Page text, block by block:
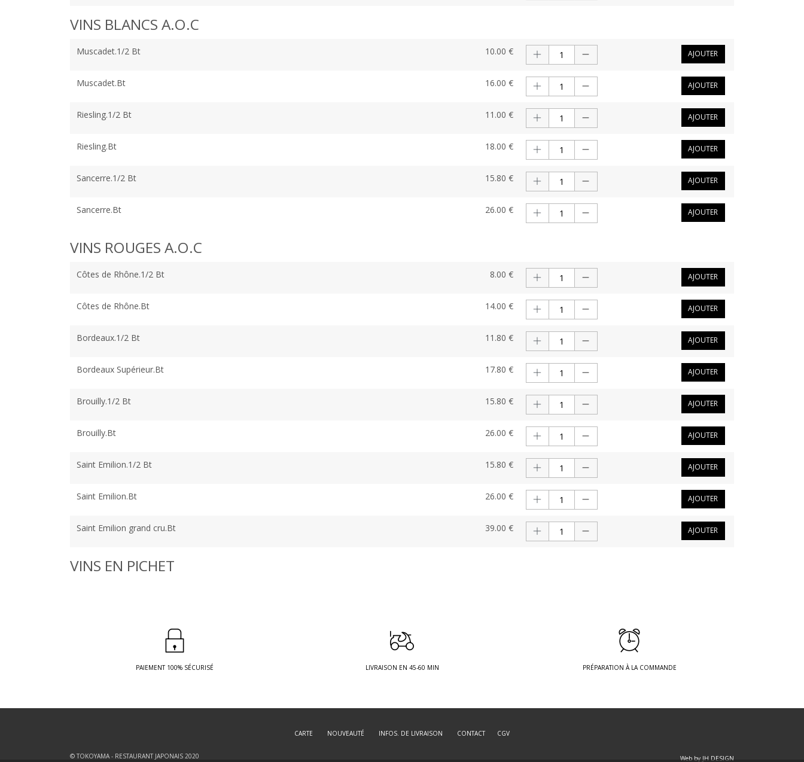
VINS BLANCS A.O.C
Muscadet.1/2 Bt 10.00 € AJOUTER
Muscadet.Bt 16.00 € AJOUTER
Riesling.1/2 Bt 11.00 € AJOUTER
Riesling.Bt 18.00 € AJOUTER
Sancerre.1/2 Bt 15.80 € AJOUTER
Sancerre.Bt 26.00 € AJOUTER
VINS ROUGES A.O.C
Côtes de Rhône.1/2 Bt 8.00 € AJOUTER
Côtes de Rhône.Bt 14.00 € AJOUTER
Bordeaux.1/2 Bt 11.80 € AJOUTER
Bordeaux Supérieur.Bt 17.80 € AJOUTER
Brouilly.1/2 Bt 15.80 € AJOUTER
Brouilly.Bt 26.00 € AJOUTER
Saint Emilion.1/2 Bt 15.80 € AJOUTER
Saint Emilion.Bt 26.00 € AJOUTER
Saint Emilion grand cru.Bt 39.00 € AJOUTER
VINS EN PICHET
PAIEMENT 100% SÉCURISÉ LIVRAISON EN 45-60 MIN PRÉPARATION À LA COMMANDE
CARTE NOUVEAUTÉ INFOS. DE LIVRAISON CONTACT CGV
© TOKOYAMA - RESTAURANT JAPONAIS 2020 Web by JH DESIGN